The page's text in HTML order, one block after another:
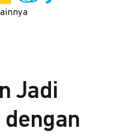
Jadi